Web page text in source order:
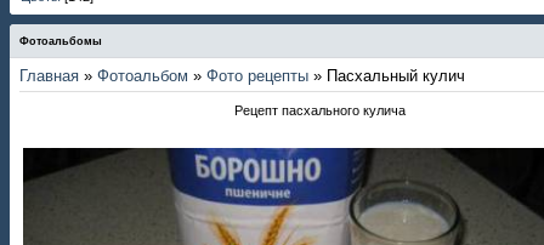
Фотоальбомы
Главная » Фотоальбом » Фото рецепты » Пасхальный кулич
Рецепт пасхального кулича